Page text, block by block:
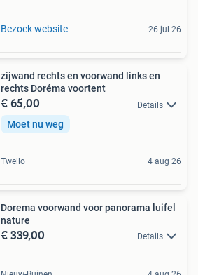
Bezoek website 26 jul 26
zijwand rechts en voorwand links en
rechts Doréma voortent
€ 65,00 Details
Moet nu weg
Twello 4 aug 26
Dorema voorwand voor panorama luifel
nature
€ 339,00 Details